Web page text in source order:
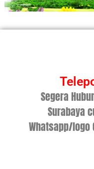
Segera
Surabaya
Whatsapp/logo